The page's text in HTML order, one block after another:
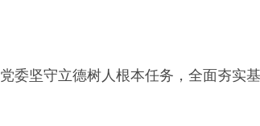
委坚守立德树人根本任务，全面夯实